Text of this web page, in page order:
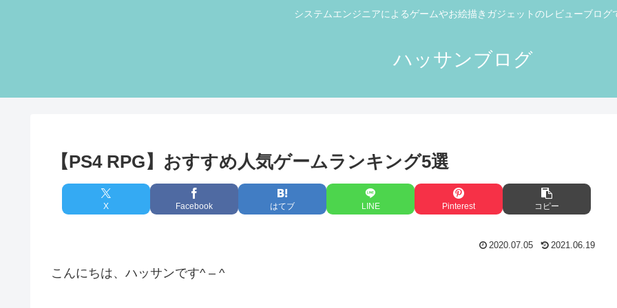
システムエンジニアによるゲームやお絵描きガジェットのレビューブログ
ハッサンブログ
【PS4 RPG】おすすめ人気ゲームランキング5選
X Facebook はてブ LINE Pinterest コピー
2020.07.05 2021.06.19
こんにちは、ハッサンです^ – ^